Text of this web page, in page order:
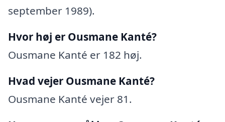
september 1989).
Hvor høj er Ousmane Kanté?
Ousmane Kanté er 182 høj.
Hvad vejer Ousmane Kanté?
Ousmane Kanté vejer 81.